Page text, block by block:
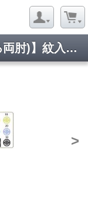
【五つ紋(位置/両胸、背中、後ろ両肘)】紋入加工料。新企画皆中から紋入れ加工。耐久摺り込み。お手持ち
>